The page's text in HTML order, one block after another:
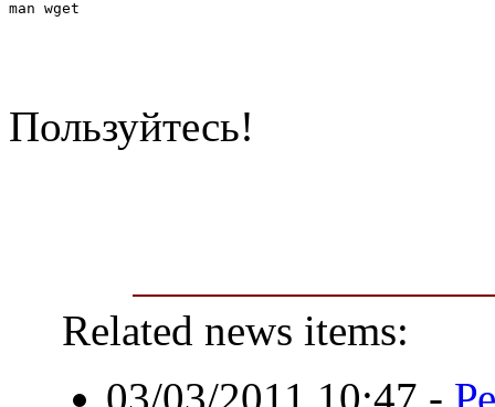
man wget
Пользуйтесь!
Related news items:
03/03/2011 10:47 -